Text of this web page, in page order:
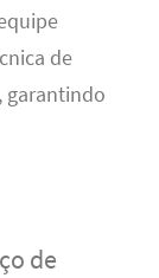
de
garantindo
de